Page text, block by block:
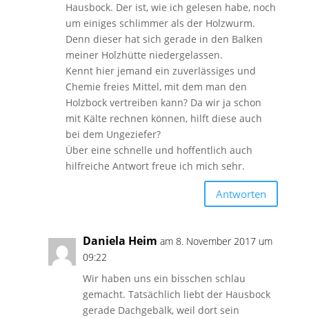
Hausbock. Der ist, wie ich gelesen habe, noch
um einiges schlimmer als der Holzwurm.
Denn dieser hat sich gerade in den Balken
meiner Holzhütte niedergelassen.
Kennt hier jemand ein zuverlässiges und
Chemie freies Mittel, mit dem man den
Holzbock vertreiben kann? Da wir ja schon
mit Kälte rechnen können, hilft diese auch
bei dem Ungeziefer?
Über eine schnelle und hoffentlich auch
hilfreiche Antwort freue ich mich sehr.
Antworten
Daniela Heim am 8. November 2017 um
09:22
Wir haben uns ein bisschen schlau
gemacht. Tatsächlich liebt der Hausbock
gerade Dachgebälk, weil dort sein